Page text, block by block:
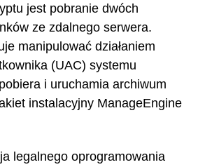
jest pobranie dwóch
ze zdalnego serwera.
manipulować działaniem
(UAC) systemu
i uruchamia archiwum
instalacyjny ManageEngine
legalnego oprogramowania